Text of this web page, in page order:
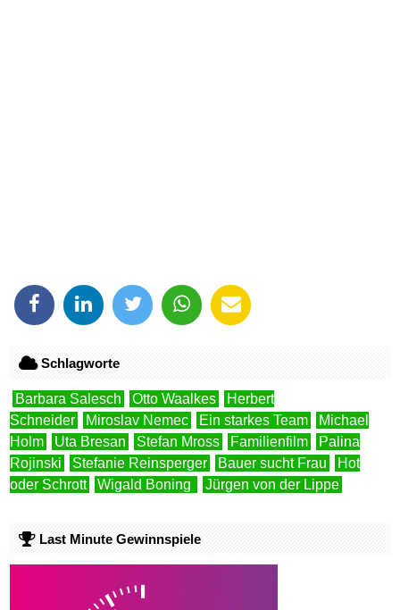
Schlagworte
Barbara Salesch Otto Waalkes
Herbert
Schneider
Miroslav Nemec Ein starkes Team
Michael
Holm
Uta Bresan Stefan Mross Familienfilm
Palina
Rojinski
Stefanie Reinsperger Bauer sucht Frau
Hot
oder Schrott
Wigald Boning Jürgen von der Lippe
Last Minute Gewinnspiele